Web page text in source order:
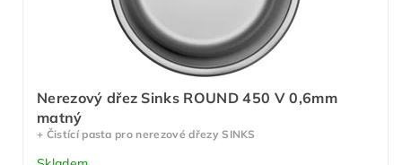
Nerezový dřez Sinks ROUND 450 V 0,6mm
matný
+ Čistící pasta pro nerezové dřezy SINKS